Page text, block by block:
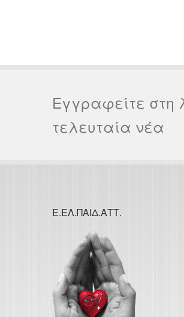
Εγγραφείτε στη
τελευταία νέα
Ε.ΕΛ.ΠΑΙΔ.ΑΤΤ.